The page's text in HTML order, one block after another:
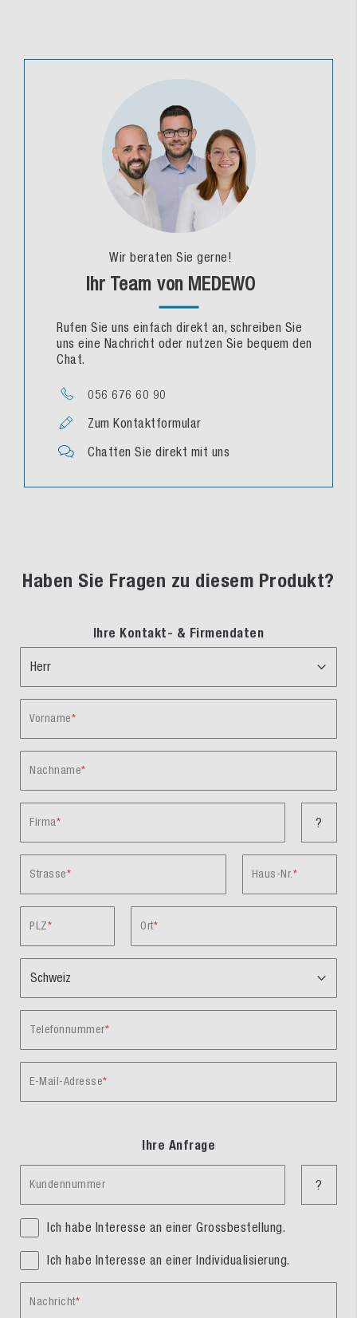
Wir beraten Sie gerne!
Ihr Team von MEDEWO
Rufen Sie uns einfach direkt an, schreiben Sie
uns eine Nachricht oder nutzen Sie bequem den
Chat.
056 676 60 90
Zum Kontaktformular
Chatten Sie direkt mit uns
Haben Sie Fragen zu diesem Produkt?
Ihre Kontakt- & Firmendaten
Vorname
Nachname
Firma ?
Strasse Haus-Nr.
PLZ Ort
Telefonnummer
E-Mail-Adresse
Ihre Anfrage
Kundennummer ?
Ich habe Interesse an einer Grossbestellung.
Ich habe Interesse an einer Individualisierung.
Nachricht